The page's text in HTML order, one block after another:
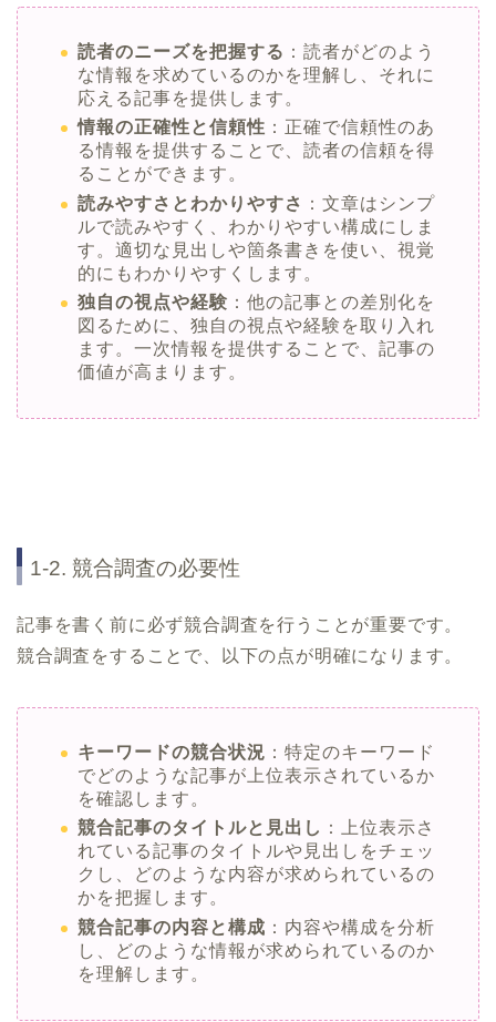
読者のニーズを把握する ：読者がどのよう
な情報を求めているのかを理解し、それに
応える記事を提供します。
情報の正確性と信頼性 ：正確で信頼性のあ
る情報を提供することで、読者の信頼を得
ることができます。
読みやすさとわかりやすさ ：文章はシンプ
ルで読みやすく、わかりやすい構成にしま
す。適切な見出しや箇条書きを使い、視覚
的にもわかりやすくします。
独自の視点や経験 ：他の記事との差別化を
図るために、独自の視点や経験を取り入れ
ます。一次情報を提供することで、記事の
価値が高まります。
1-2. 競合調査の必要性
記事を書く前に必ず競合調査を行うことが重要です。
競合調査をすることで、以下の点が明確になります。
キーワードの競合状況 ：特定のキーワード
でどのような記事が上位表示されているか
を確認します。
競合記事のタイトルと見出し ：上位表示さ
れている記事のタイトルや見出しをチェッ
クし、どのような内容が求められているの
かを把握します。
競合記事の内容と構成 ：内容や構成を分析
し、どのような情報が求められているのか
を理解します。